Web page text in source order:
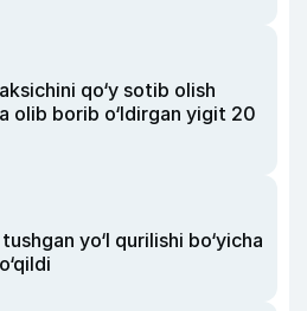
qo‘y sotib olish
olib borib o‘ldirgan yigit 20
yo‘l qurilishi bo‘yicha